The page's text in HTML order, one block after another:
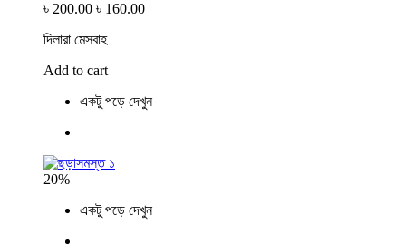
৳ 200.00 ৳ 160.00
দিলারা মেসবাহ
Add to cart
একটু পড়ে দেখুন
20%
একটু পড়ে দেখুন